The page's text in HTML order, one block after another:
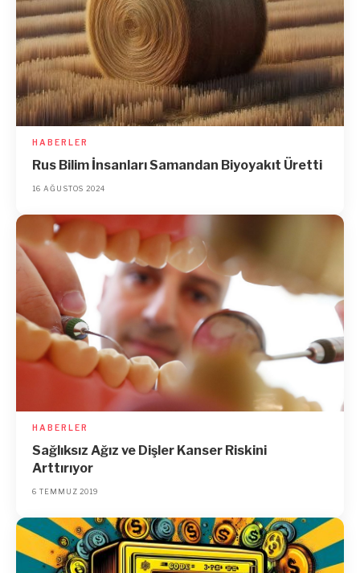
HABERLER
Rus Bilim İnsanları Samandan Biyoyakıt Üretti
16 AĞUSTOS 2024
HABERLER
Sağlıksız Ağız ve Dişler Kanser Riskini
Arttırıyor
6 TEMMUZ 2019